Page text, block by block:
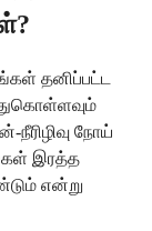
தனிப்பட்ட
நீரிழிவு நோய்
இரத்த
என்று